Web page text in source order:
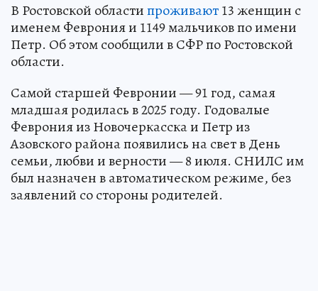
В Ростовской областипроживают13 женщин с
именем Феврония и 1149 мальчиков по имени
Петр. Об этом сообщили в СФР по Ростовской
области.
Самой старшей Февронии — 91 год, самая
младшая родилась в 2025 году. Годовалые
Феврония из Новочеркасска и Петр из
Азовского района появились на свет в День
семьи, любви и верности — 8 июля. СНИЛС им
был назначен в автоматическом режиме, без
заявлений со стороны родителей.